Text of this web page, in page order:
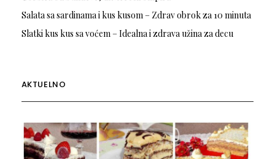
Salata sa sardinama i kus kusom – Zdrav obrok za 10 minuta
Slatki kus kus sa voćem – Idealna i zdrava užina za decu
AKTUELNO